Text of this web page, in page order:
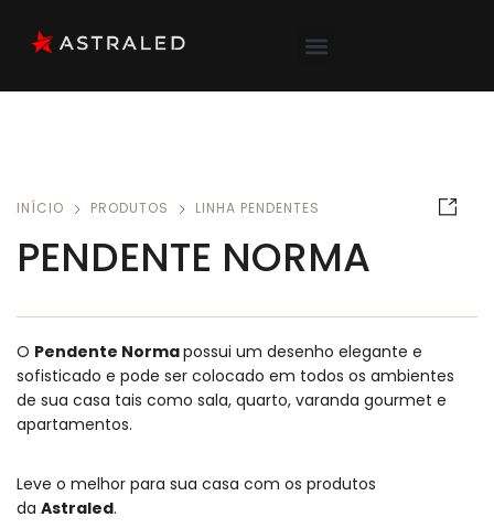
INÍCIO PRODUTOS LINHA PENDENTES
PENDENTE NORMA
O Pendente Normapossui um desenho elegante e
sofisticado e pode ser colocado em todos os ambientes
de sua casa tais como sala, quarto, varanda gourmet e
apartamentos.
Leve o melhor para sua casa com os produtos
da Astraled.